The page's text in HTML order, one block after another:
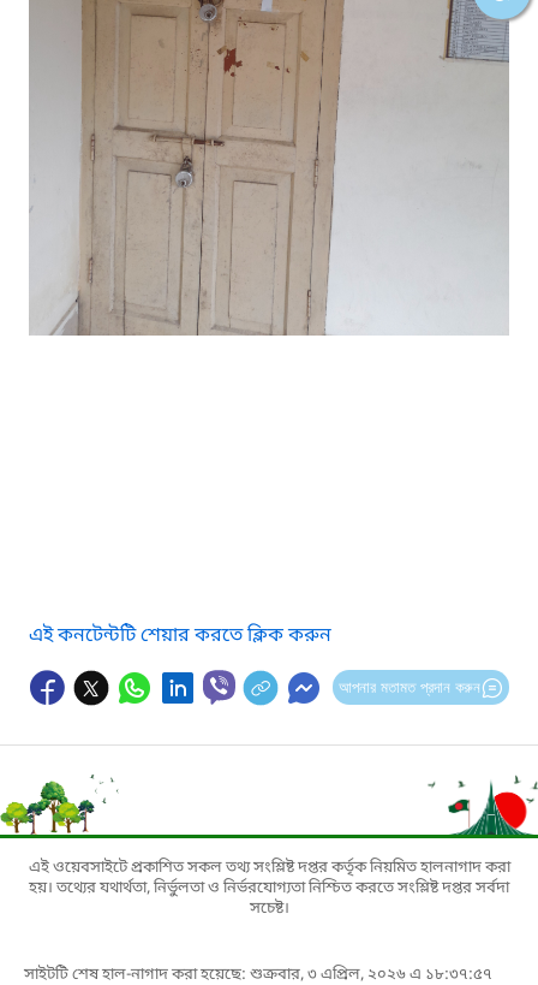
এই কনটেন্টটি শেয়ার করতে ক্লিক করুন
আপনার মতামত প্রদান করুন
এই ওয়েবসাইটে প্রকাশিত সকল তথ্য সংশ্লিষ্ট দপ্তর কর্তৃক নিয়মিত হালনাগাদ করা
হয়। তথ্যের যথার্থতা, নির্ভুলতা ও নির্ভরযোগ্যতা নিশ্চিত করতে সংশ্লিষ্ট দপ্তর সর্বদা
সচেষ্ট।
সাইটটি শেষ হাল-নাগাদ করা হয়েছে: শুক্রবার, ৩ এপ্রিল, ২০২৬ এ ১৮:৩৭:৫৭